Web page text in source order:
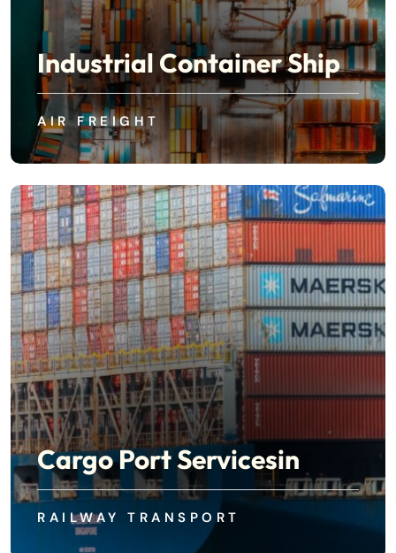
Industrial Container Ship
AIR FREIGHT
Cargo Port Servicesin
RAILWAY TRANSPORT